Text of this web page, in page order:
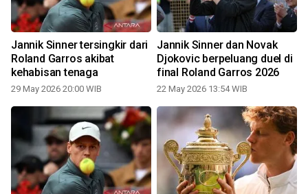
Jannik Sinner tersingkir dari
Roland Garros akibat
kehabisan tenaga
29 May 2026 20:00 WIB
Jannik Sinner dan Novak
Djokovic berpeluang duel di
final Roland Garros 2026
22 May 2026 13:54 WIB